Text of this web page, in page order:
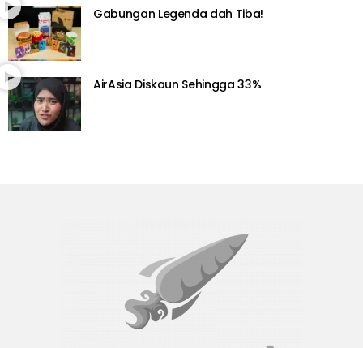
Gabungan Legenda dah Tiba!
AirAsia Diskaun Sehingga 33%